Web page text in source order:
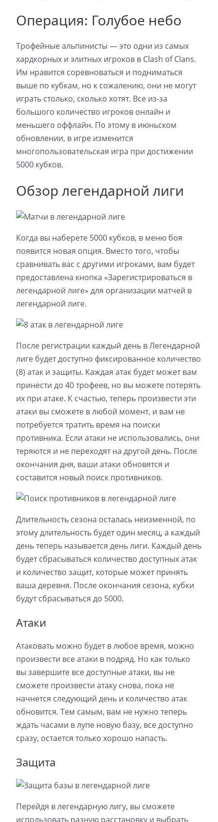
Операция: Голубое небо
Трофейные альпинисты — это одни из самых
хардкорных и элитных игроков в Clash of Clans.
Им нравится соревноваться и подниматься
выше по кубкам, но к сожалению, они не могут
играть столько, сколько хотят. Все из-за
большого количество игроков онлайн и
меньшего оффлайн. По этому в июньском
обновлении, в игре изменится
многопользовательская игра при достижении
5000 кубков.
Обзор легендарной лиги
Когда вы наберете 5000 кубков, в меню боя
появится новая опция. Вместо того, чтобы
сравнивать вас с другими игроками, вам будет
предоставлена кнопка «Зарегистрироваться в
легендарной лиге» для организации матчей в
легендарной лиге.
После регистрации каждый день в Легендарной
лиге будет доступно фиксированное количество
(8) атак и защиты. Каждая атак будет может вам
принести до 40 трофеев, но вы можете потерять
их при атаке. К счастью, теперь произвести эти
атаки вы сможете в любой момент, и вам не
потребуется тратить время на поиски
противника. Если атаки не использовались, они
теряются и не переходят на другой день. После
окончания дня, ваши атаки обновятся и
составится новый поиск противников.
Длительность сезона осталась неизменной, по
этому длительность будет один месяц, а каждый
день теперь называется день лиги. Каждый день
будет сбрасываться количество доступных атак
и количество защит, которые может принять
ваша деревня. После окончания сезона, кубки
будут сбрасываться до 5000.
Атаки
Атаковать можно будет в любое время, можно
произвести все атаки в подряд. Но как только
вы завершите все доступные атаки, вы не
сможете произвести атаку снова, пока не
начнется следующий день и количество атак
обновится. Тем самым, вам не нужно теперь
ждать часами в лупе новую базу, все доступно
сразу, остается только хорошо напасть.
Защита
Перейдя в легендарную лигу, вы сможете
использовать разную расстановку и выбрать